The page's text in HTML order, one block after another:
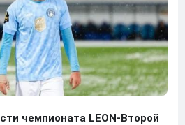
чемпионата LEON-Второй